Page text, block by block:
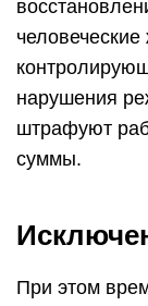
нарушения
штрафуют
суммы.
При этом